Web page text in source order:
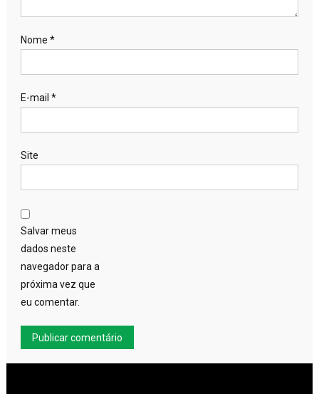
Nome *
E-mail *
Site
Salvar meus
dados neste
navegador para a
próxima vez que
eu comentar.